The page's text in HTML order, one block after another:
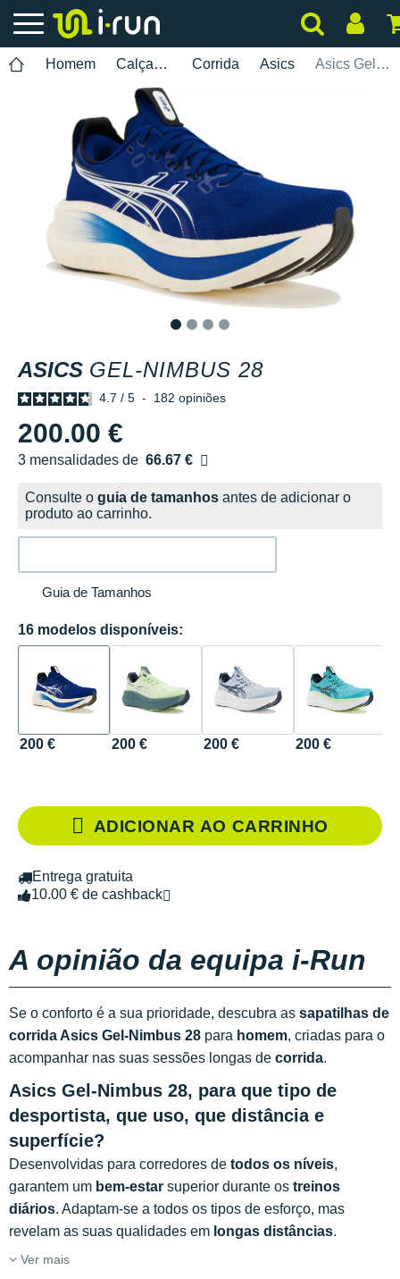
Homem Calçados Corrida Asics Asics Gel-Nimbus 28
ASICS GEL-NIMBUS 28
4.7 / 5 - 182 opiniões
200.00 €
3 mensalidades de 66.67 €
sem custos
Consulte o guia de tamanhos antes de adicionar o
produto ao carrinho.
Guia de Tamanhos
16 modelos disponíveis:
200 € 200 € 200 € 200 €
ADICIONAR AO CARRINHO
Entrega gratuita
10.00 € de cashback
A opinião da equipa i-Run
Se o conforto é a sua prioridade, descubra as sapatilhas de
corrida Asics Gel-Nimbus 28 para homem, criadas para o
acompanhar nas suas sessões longas de corrida.
Asics Gel-Nimbus 28, para que tipo de
desportista, que uso, que distância e
superfície?
Desenvolvidas para corredores de todos os níveis,
garantem um bem-estar superior durante os treinos
diários. Adaptam-se a todos os tipos de esforço, mas
revelam as suas qualidades em longas distâncias.
Ver mais